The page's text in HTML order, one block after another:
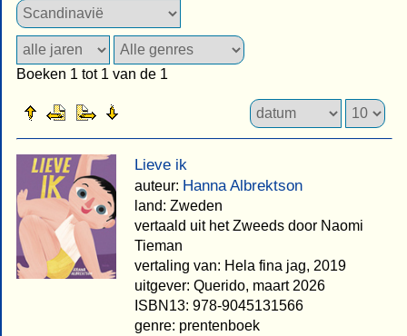
Boeken 1 tot 1 van de 1
Lieve ik
auteur: Hanna Albrektson
land: Zweden
vertaald uit het Zweeds door Naomi
Tieman
vertaling van: Hela fina jag, 2019
uitgever: Querido, maart 2026
ISBN13: 978-9045131566
genre: prentenboek